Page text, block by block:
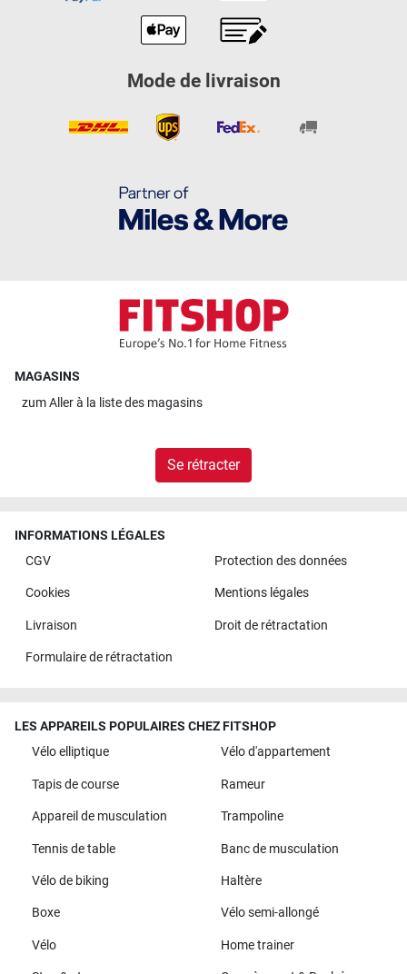
Mode de livraison
MAGASINS
zumAller à la liste des magasins
Se rétracter
INFORMATIONS LÉGALES
CGV
Protection des données
Cookies Mentions légales
Livraison Droit de rétractation
Formulaire de rétractation
LES APPAREILS POPULAIRES CHEZ FITSHOP
Vélo elliptique
Vélo d'appartement
Tapis de course Rameur
Appareil de musculation Trampoline
Tennis de table Banc de musculation
Vélo de biking Haltère
Boxe Vélo semi-allongé
Vélo Home trainer